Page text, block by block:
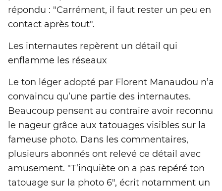
répondu : "Carrément, il faut rester un peu en
contact après tout".
Les internautes repèrent un détail qui
enflamme les réseaux
Le ton léger adopté par Florent Manaudou n’a
convaincu qu’une partie des internautes.
Beaucoup pensent au contraire avoir reconnu
le nageur grâce aux tatouages visibles sur la
fameuse photo. Dans les commentaires,
plusieurs abonnés ont relevé ce détail avec
amusement. "T’inquiète on a pas repéré ton
tatouage sur la photo 6", écrit notamment un